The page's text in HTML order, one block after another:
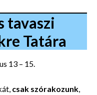
tavaszi
Tatára
13 – 15.
csak szórakozunk,